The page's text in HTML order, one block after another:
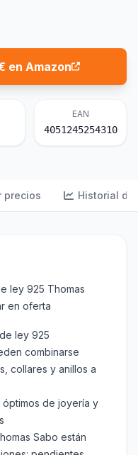
en Amazon
EAN
4051245254310
precios Historial de
ley 925 Thomas
en oferta
ley 925
combinarse
collares y anillos a
de joyería y
Sabo están